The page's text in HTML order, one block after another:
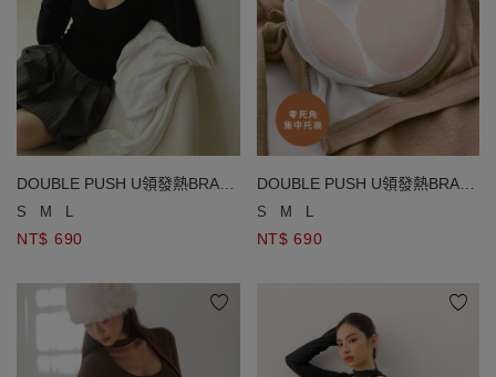
DOUBLE PUSH U領發熱BRA
TOP
S M
NT$ 690
DOUBLE PUSH U領發熱BRA
TOP
S M L
NT$ 690